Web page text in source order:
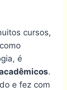
cursos,
é
.
e fez com